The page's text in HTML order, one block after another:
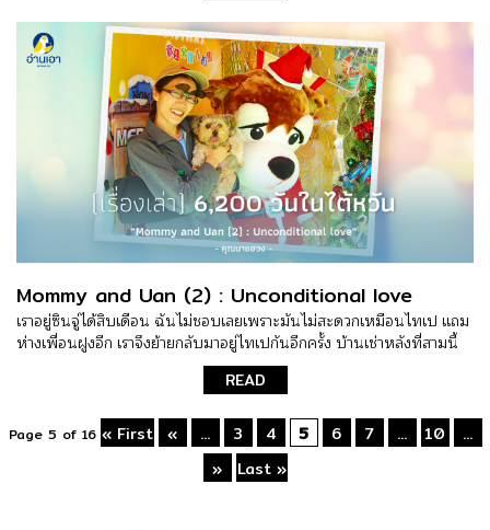
Mommy and Uan (2) : Unconditional love
เราอยู่ซินจู่ได้สิบเดือน ฉันไม่ชอบเลยเพราะมันไม่สะดวกเหมือนไทเป แถม
ห่างเพื่อนฝูงอีก เราจึงย้ายกลับมาอยู่ไทเปกันอีกครั้ง บ้านเช่าหลังที่สามนี้
READ
Page 5 of 16 « First « ... 3 4 5 6 7 ... 10
...
»
Last »